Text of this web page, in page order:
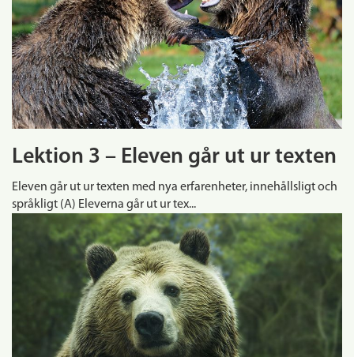
Lektion 3 – Eleven går ut ur texten
Eleven går ut ur texten med nya erfarenheter, innehållsligt och
språkligt (A) Eleverna går ut ur tex...